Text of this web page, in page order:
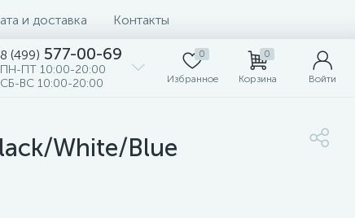
и доставка Контакты
8 (499) 577-00-69
ПН-ПТ 10:00-20:00
СБ-ВС 10:00-20:00
0
Избранное
0
Корзина Войти
White/Blue